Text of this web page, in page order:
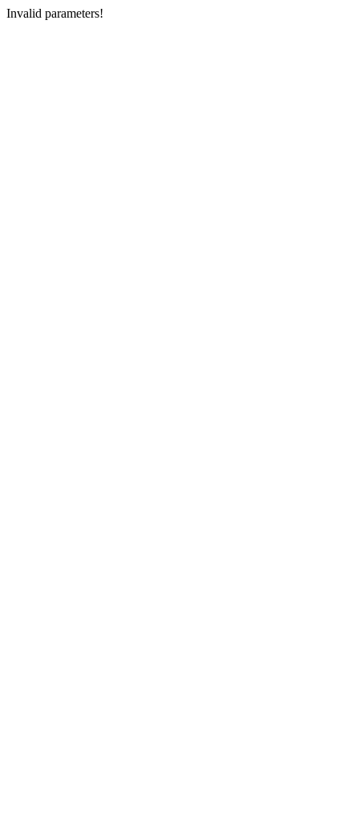
Invalid parameters!